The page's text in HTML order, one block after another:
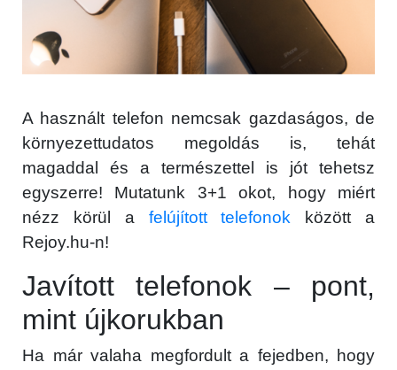
A használt telefon nemcsak gazdaságos, de
környezettudatos megoldás is, tehát
magaddal és a természettel is jót tehetsz
egyszerre! Mutatunk 3+1 okot, hogy miért
nézz körül a felújított telefonok között a
Rejoy.hu-n!
Javított telefonok – pont,
mint újkorukban
Ha már valaha megfordult a fejedben, hogy